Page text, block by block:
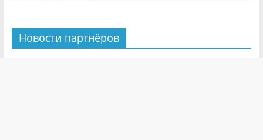
Новости партнёров